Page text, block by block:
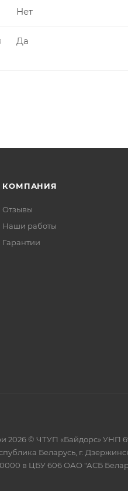
Нет
Да
КОМПАНИЯ
Отзывы
Наши работы
Гарантии
© ЧТУП «Байдорс» УНП
Беларусь, г.
в ЦБУ 606 ОАО "АСБ